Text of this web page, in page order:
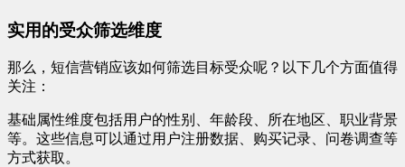
实用的受众筛选维度
那么，短信营销应该如何筛选目标受众呢？以下几个方面值得
关注：
基础属性维度包括用户的性别、年龄段、所在地区、职业背景
等。这些信息可以通过用户注册数据、购买记录、问卷调查等
方式获取。